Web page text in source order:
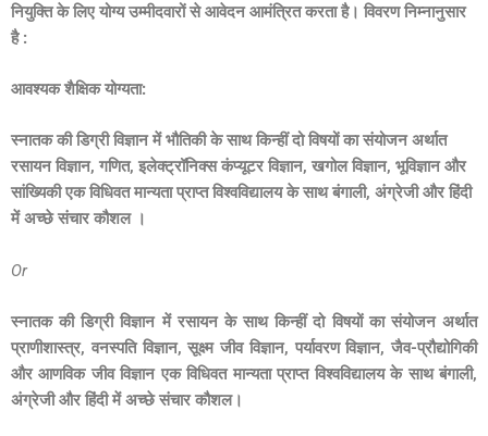
नियुक्ति के लिए योग्य उम्मीदवारों से आवेदन आमंत्रित करता है। विवरण निम्नानुसार
है :
आवश्यक शैक्षिक योग्यता:
स्नातक की डिग्री विज्ञान में भौतिकी के साथ किन्हीं दो विषयों का संयोजन अर्थात
रसायन विज्ञान, गणित, इलेक्ट्रॉनिक्स कंप्यूटर विज्ञान, खगोल विज्ञान, भूविज्ञान और
सांख्यिकी एक विधिवत मान्यता प्राप्त विश्वविद्यालय के साथ बंगाली, अंग्रेजी और हिंदी
में अच्छे संचार कौशल ।
Or
स्नातक की डिग्री विज्ञान में रसायन के साथ किन्हीं दो विषयों का संयोजन अर्थात
प्राणीशास्त्र, वनस्पति विज्ञान,सूक्ष्म जीव विज्ञान, पर्यावरण विज्ञान, जैव-प्रौद्योगिकी
और आणविक जीव विज्ञान एक विधिवत मान्यता प्राप्त विश्वविद्यालय के साथ बंगाली,
अंग्रेजी और हिंदी में अच्छे संचार कौशल।